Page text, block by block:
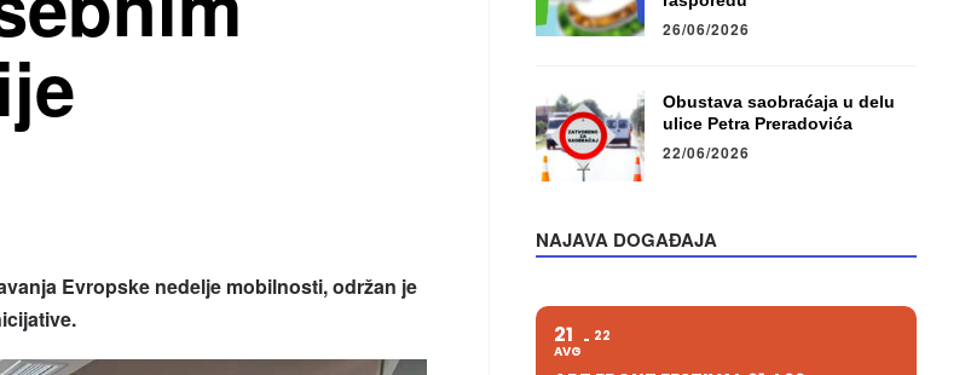
Evropske nedelje mobilnosti, održan je
26/06/2026
Obustava saobraćaja u delu
ulice Petra Preradovića
22/06/2026
NAJAVA DOGAĐAJA
21
AVG
22